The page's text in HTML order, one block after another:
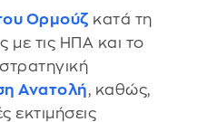
Ορμούζ κατά τη
με τις ΗΠΑ και το
Ανατολή, καθώς,
εκτιμήσεις